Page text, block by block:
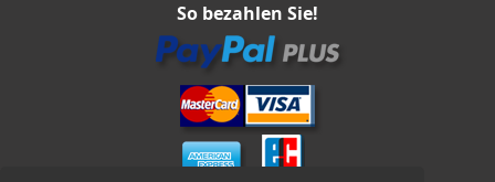
So bezahlen Sie!